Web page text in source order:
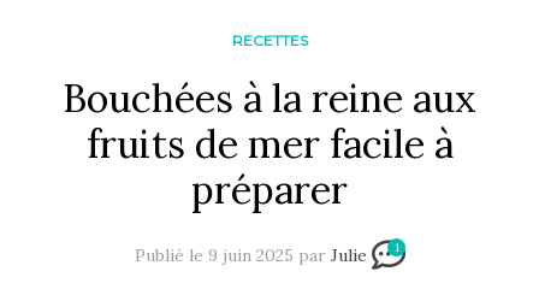
RECETTES
Bouchées à la reine aux
fruits de mer facile à
préparer
Publié le 9 juin 2025 par Julie 1